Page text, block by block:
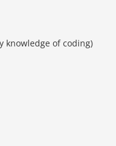
knowledge of coding)